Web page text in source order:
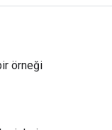
örneği